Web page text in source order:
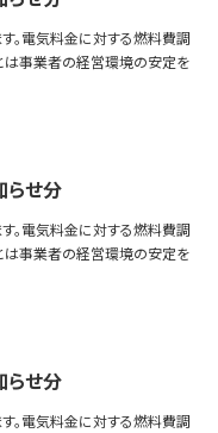
。電気料金に対する燃料費調
は事業者の経営環境の安定を
らせ分
。電気料金に対する燃料費調
は事業者の経営環境の安定を
らせ分
。電気料金に対する燃料費調